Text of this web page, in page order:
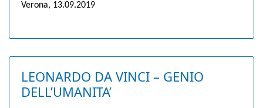
Verona, 13.09.2019
LEONARDO DA VINCI – GENIO
DELL’UMANITA’